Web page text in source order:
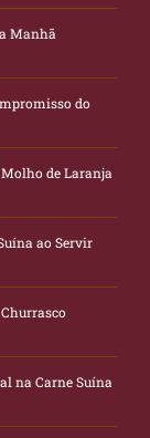
Manhã
do
de Laranja
ao Servir
na Carne Suína